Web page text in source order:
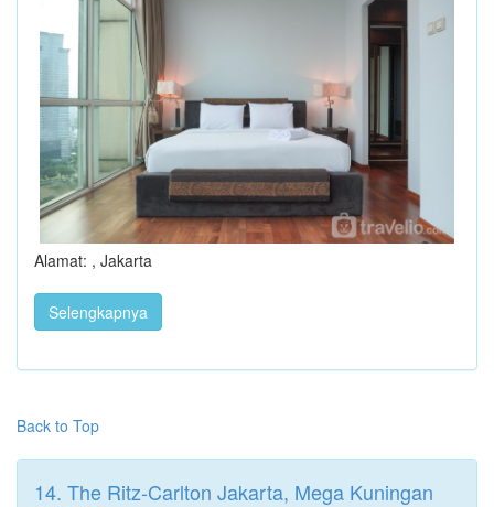
Alamat: , Jakarta
Selengkapnya
Back to Top
14. The Ritz-Carlton Jakarta, Mega Kuningan